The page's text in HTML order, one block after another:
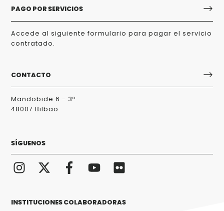
PAGO POR SERVICIOS
Accede al siguiente formulario para pagar el servicio
contratado.
CONTACTO
Mandobide 6 - 3º
48007 Bilbao
SÍGUENOS
INSTITUCIONES COLABORADORAS